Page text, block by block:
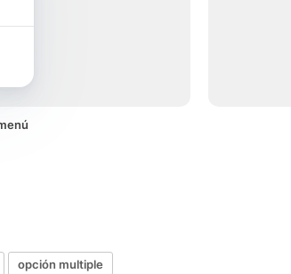
opción multiple